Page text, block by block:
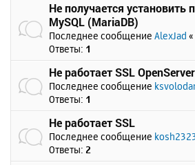
Не получается установить
MySQL (MariaDB)
Последнее сообщение AlexJad «
Ответы: 1
Не работает SSL
Последнее сообщение
Ответы: 1
Не работает SSL
Последнее сообщение
Ответы: 2